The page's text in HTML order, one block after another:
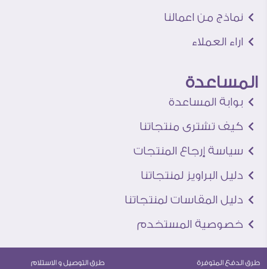
نماذج من اعمالنا
اراء العملاء
المساعدة
بوابة المساعدة
كيف تشترى منتجاتنا
سياسة إرجاع المنتجات
دليل البراويز لمنتجاتنا
دليل المقاسات لمنتجاتنا
خصوصية المستخدم